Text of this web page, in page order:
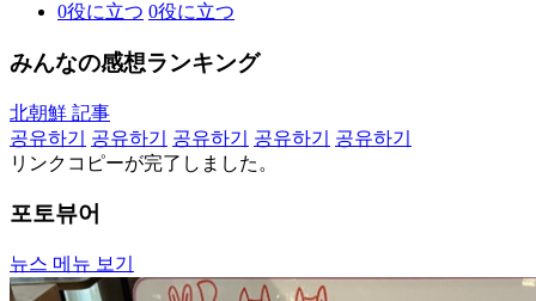
0役に立つ 0役に立つ
みんなの感想ランキング
北朝鮮 記事
공유하기
공유하기 공유하기 공유하기
공유하기
リンクコピーが完了しました。
포토뷰어
뉴스 메뉴 보기